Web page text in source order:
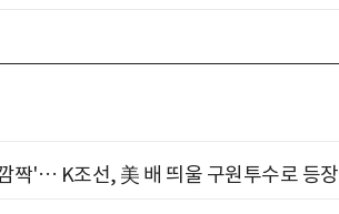
짝'… K조선, 美 배 띄울 구원투수로 등장